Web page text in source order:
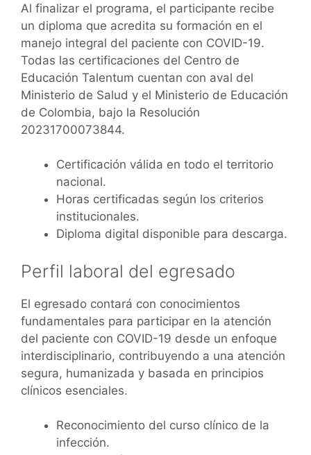
Al finalizar el programa, el participante recibe
un diploma que acredita su formación en el
manejo integral del paciente con COVID-19.
Todas las certificaciones del Centro de
Educación Talentum cuentan con aval del
Ministerio de Salud y el Ministerio de Educación
de Colombia, bajo la Resolución
20231700073844.
Certificación válida en todo el territorio
nacional.
Horas certificadas según los criterios
institucionales.
Diploma digital disponible para descarga.
Perfil laboral del egresado
El egresado contará con conocimientos
fundamentales para participar en la atención
del paciente con COVID-19 desde un enfoque
interdisciplinario, contribuyendo a una atención
segura, humanizada y basada en principios
clínicos esenciales.
Reconocimiento del curso clínico de la
infección.